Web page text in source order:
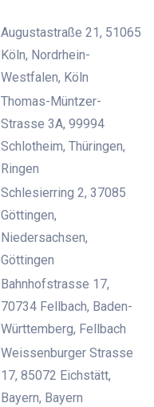
Augustastraße 21, 51065
Köln, Nordrhein-
Westfalen, Köln
Thomas-Müntzer-
Strasse 3A, 99994
Schlotheim, Thüringen,
Ringen
Schlesierring 2, 37085
Göttingen,
Niedersachsen,
Göttingen
Bahnhofstrasse 17,
70734 Fellbach, Baden-
Württemberg, Fellbach
Weissenburger Strasse
17, 85072 Eichstätt,
Bayern, Bayern